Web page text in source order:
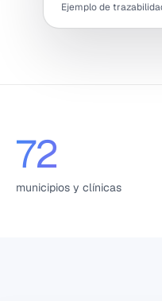
Ejemplo de
72
municipios y clínicas